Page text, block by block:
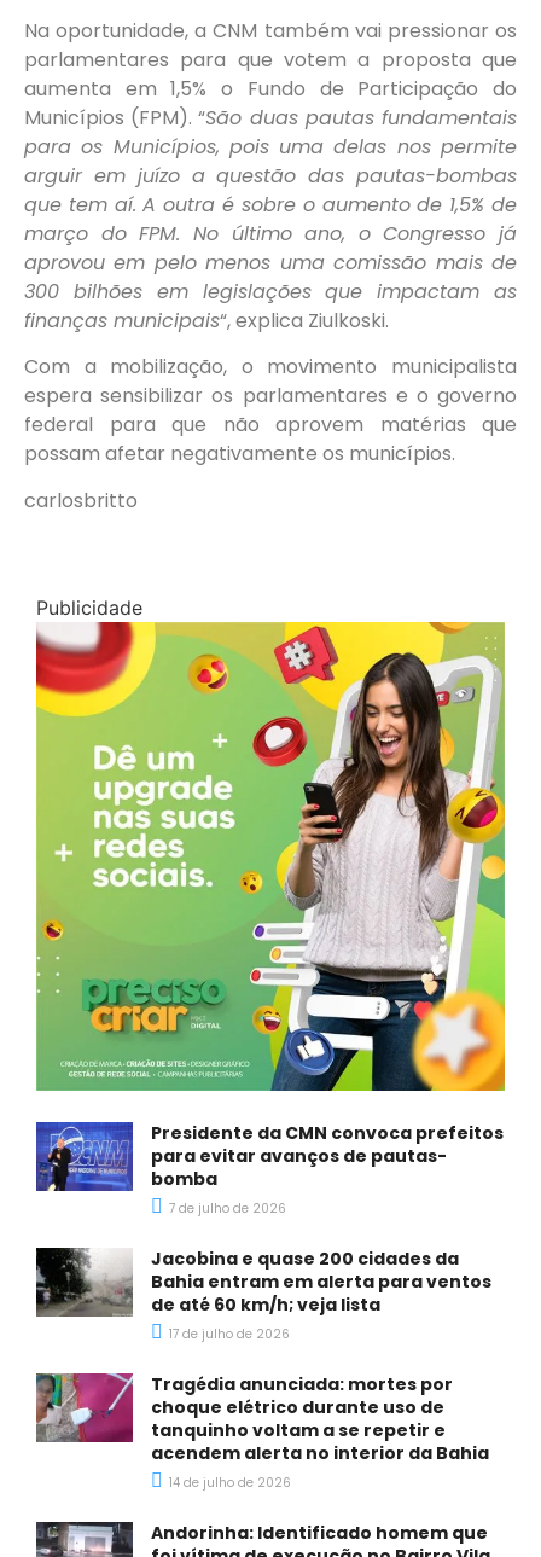
Na oportunidade, a CNM também vai pressionar os
parlamentares para que votem a proposta que
aumenta em 1,5% o Fundo de Participação do
Municípios (FPM). “São duas pautas fundamentais
para os Municípios, pois uma delas nos permite
arguir em juízo a questão das pautas-bombas
que tem aí. A outra é sobre o aumento de 1,5% de
março do FPM. No último ano, o Congresso já
aprovou em pelo menos uma comissão mais de
300 bilhões em legislações que impactam as
finanças municipais“, explica Ziulkoski.
Com a mobilização, o movimento municipalista
espera sensibilizar os parlamentares e o governo
federal para que não aprovem matérias que
possam afetar negativamente os municípios.
carlosbritto
Publicidade
Presidente da CMN convoca prefeitos
para evitar avanços de pautas-
bomba
7 de julho de 2026
Jacobina e quase 200 cidades da
Bahia entram em alerta para ventos
de até 60 km/h; veja lista
17 de julho de 2026
Tragédia anunciada: mortes por
choque elétrico durante uso de
tanquinho voltam a se repetir e
acendem alerta no interior da Bahia
14 de julho de 2026
Andorinha: Identificado homem que